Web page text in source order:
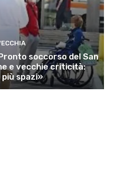
soccorso del San
e vecchie criticità:
spazi»